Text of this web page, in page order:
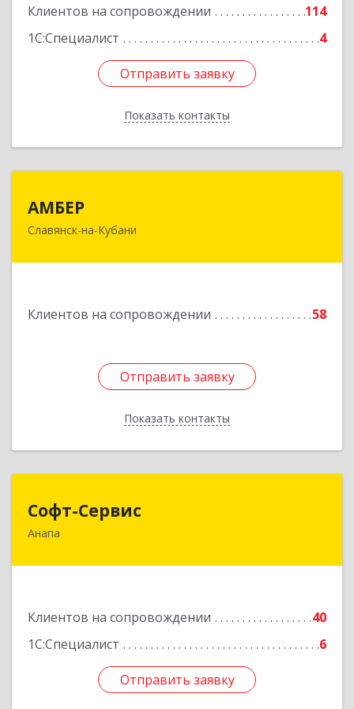
Клиентов на сопровождении
114
1С:Специалист
4
Отправить заявку
Показать контакты
Отправить заявку
Назад
АМБЕР
Славянск-на-Кубани
Клиентов на сопровождении 58
Отправить заявку
Показать контакты
353562, Краснодарский край, Славянский р-н,
Отправить заявку
Назад
Софт-Сервис
Анапа
Клиентов на сопровождении
40
1С:Специалист
6
Отправить заявку
353440, Краснодарский край, Анапский р-н,
Отправить заявку